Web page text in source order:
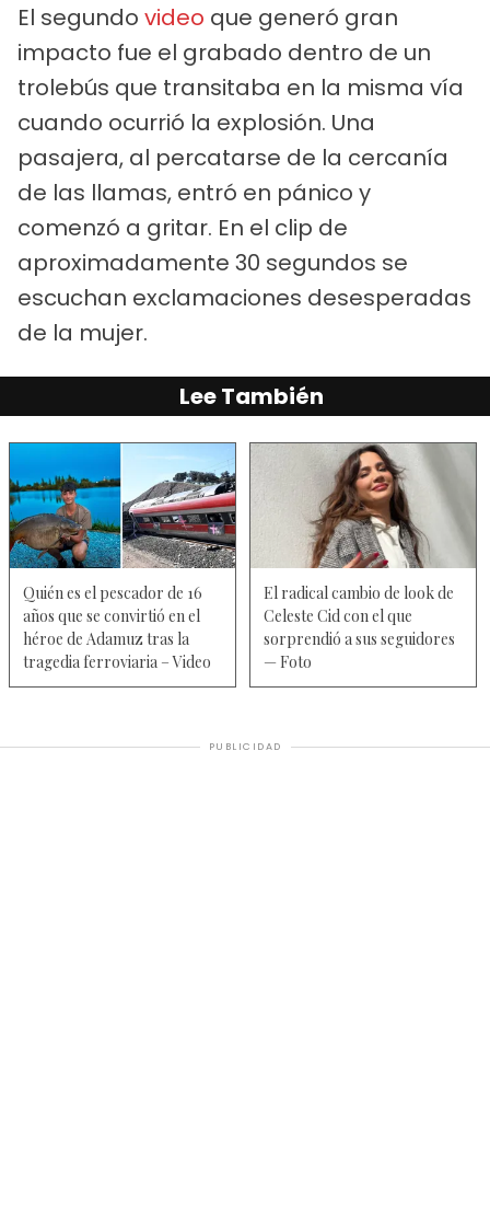
El segundo video que generó gran
impacto fue el grabado dentro de un
trolebús que transitaba en la misma vía
cuando ocurrió la explosión. Una
pasajera, al percatarse de la cercanía
de las llamas, entró en pánico y
comenzó a gritar. En el clip de
aproximadamente 30 segundos se
escuchan exclamaciones desesperadas
de la mujer.
Lee También
Quién es el pescador de 16
años que se convirtió en el
héroe de Adamuz tras la
tragedia ferroviaria – Video
El radical cambio de look de
Celeste Cid con el que
sorprendió a sus seguidores
— Foto
PUBLICIDAD